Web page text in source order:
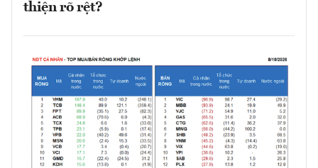
thiện rõ rệt?